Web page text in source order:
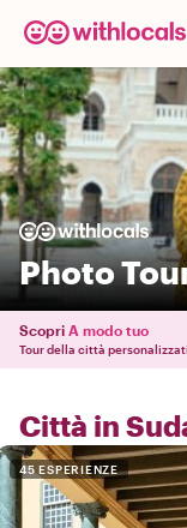
Photo
Scopri A modo tuo
Tour della città
Città in
45 ESPERIENZE